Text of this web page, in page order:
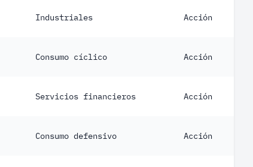
Industriales Acción
Consumo cíclico Acción
Servicios financieros Acción
Consumo defensivo Acción